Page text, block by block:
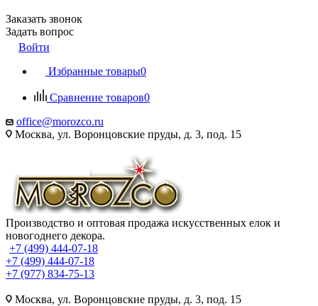
Заказать звонок
Задать вопрос
Войти
Избранные товары0
Сравнение товаров0
office@morozco.ru
Москва, ул. Воронцовские пруды, д. 3, под. 15
Производство и оптовая продажа искусственных елок и
новогоднего декора.
+7 (499) 444-07-18
+7 (499) 444-07-18
+7 (977) 834-75-13
Москва, ул. Воронцовские пруды, д. 3, под. 15